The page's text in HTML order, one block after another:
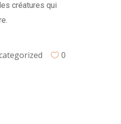
créatures qui
0